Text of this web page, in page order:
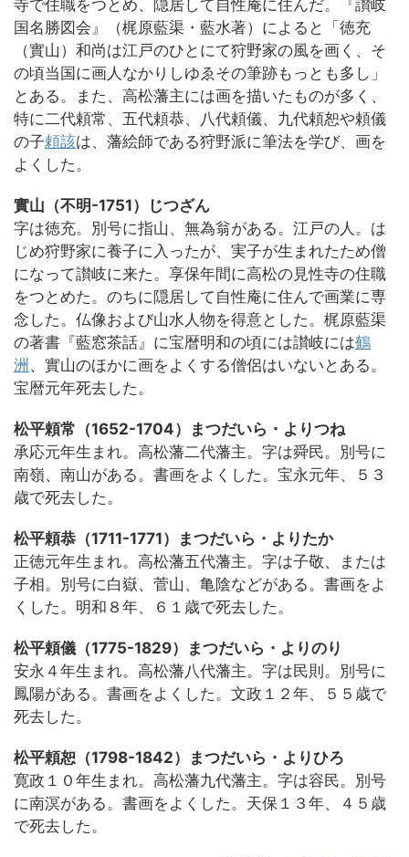
寺で住職をつとめ、隠居して自性庵に住んだ。『讃岐
国名勝図会』（梶原藍渠・藍水著）によると「徳充
（實山）和尚は江戸のひとにて狩野家の風を画く、そ
の頃当国に画人なかりしゆゑその筆跡もっとも多し」
とある。また、高松藩主には画を描いたものが多く、
特に二代頼常、五代頼恭、八代頼儀、九代頼恕や頼儀
の子頼該は、藩絵師である狩野派に筆法を学び、画を
よくした。
實山（不明-1751）じつざん
字は徳充。別号に指山、無為翁がある。江戸の人。は
じめ狩野家に養子に入ったが、実子が生まれたため僧
になって讃岐に来た。享保年間に高松の見性寺の住職
をつとめた。のちに隠居して自性庵に住んで画業に専
念した。仏像および山水人物を得意とした。梶原藍渠
の著書『藍窓茶話』に宝暦明和の頃には讃岐には鶴
洲 、實山のほかに画をよくする僧侶はいないとある。
宝暦元年死去した。
松平頼常（1652-1704）まつだいら・よりつね
承応元年生まれ。高松藩二代藩主。字は舜民。別号に
南嶺、南山がある。書画をよくした。宝永元年、５３
歳で死去した。
松平頼恭（1711-1771）まつだいら・よりたか
正徳元年生まれ。高松藩五代藩主。字は子敬、または
子相。別号に白嶽、菅山、亀陰などがある。書画をよ
くした。明和８年、６１歳で死去した。
松平頼儀（1775-1829）まつだいら・よりのり
安永４年生まれ。高松藩八代藩主。字は民則。別号に
鳳陽がある。書画をよくした。文政１２年、５５歳で
死去した。
松平頼恕（1798-1842）まつだいら・よりひろ
寛政１０年生まれ。高松藩九代藩主。字は容民。別号
に南溟がある。書画をよくした。天保１３年、４５歳
で死去した。